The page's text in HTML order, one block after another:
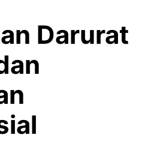
Darurat